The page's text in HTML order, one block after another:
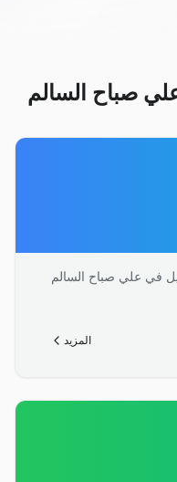
صباح السالم
في علي صباح السالم
المزيد